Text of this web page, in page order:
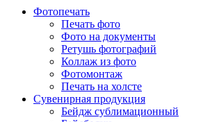
Фотопечать
Печать фото
Фото на документы
Ретушь фотографий
Коллаж из фото
Фотомонтаж
Печать на холсте
Сувенирная продукция
Бейдж сублимационный